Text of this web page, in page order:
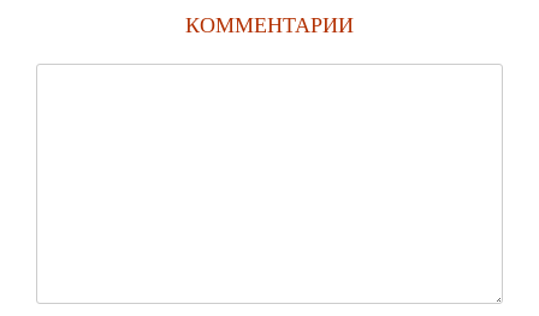
КОММЕНТАРИИ